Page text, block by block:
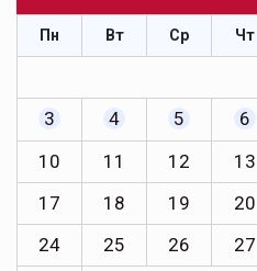
Пн Вт Ср Чт
3
4 5 6
10
11 12 13
17
18 19 20
24
25 26 27